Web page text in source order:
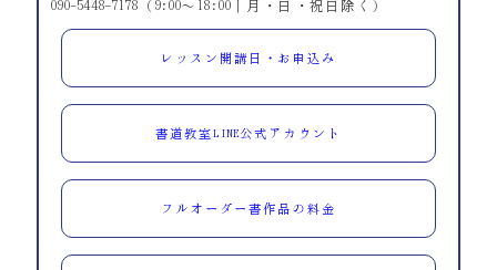
090-5448-7178（9:00～18:00｜月・日・祝日除く）
レッスン開講日・お申込み
書道教室LINE公式アカウント
フルオーダー書作品の料金